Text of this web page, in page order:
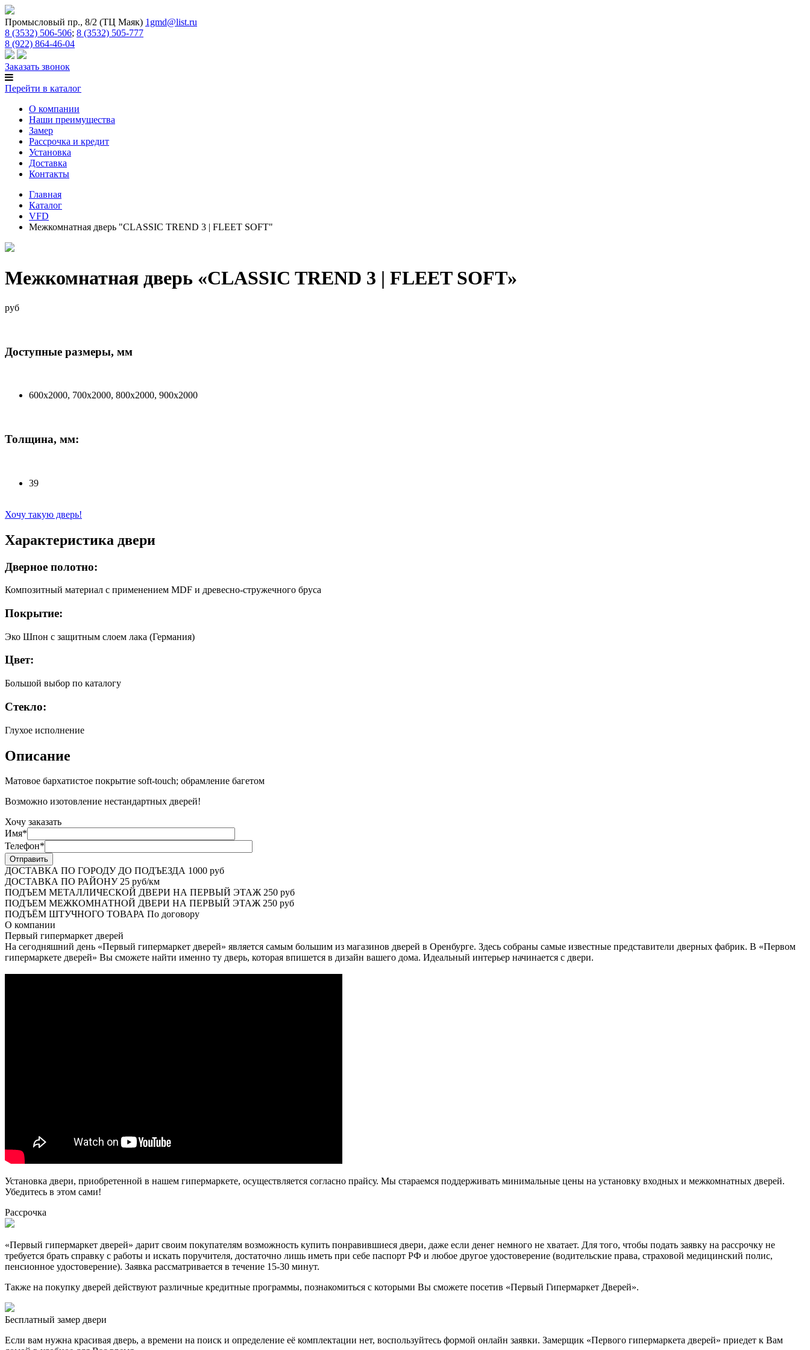
Промысловый пр., 8/2 (ТЦ Маяк) 1gmd@list.ru
8 (3532) 506-506; 8 (3532) 505-777
8 (922) 864-46-04
Заказать звонок
Перейти в каталог
О компании
Наши преимущества
Замер
Рассрочка и кредит
Установка
Доставка
Контакты
Главная
Каталог
VFD
Межкомнатная дверь "CLASSIC TREND 3 | FLEET SOFT"
Межкомнатная дверь «CLASSIC TREND 3 | FLEET SOFT»
руб
Доступные размеры, мм
600x2000, 700x2000, 800x2000, 900x2000
Толщина, мм:
39
Хочу такую дверь!
Характеристика двери
Дверное полотно:
Композитный материал с применением MDF и древесно-стружечного бруса
Покрытие:
Эко Шпон с защитным слоем лака (Германия)
Цвет:
Большой выбор по каталогу
Стекло:
Глухое исполнение
Описание
Матовое бархатистое покрытие soft-touch; обрамление багетом
Возможно изотовление нестандартных дверей!
Хочу заказать
Имя*
Телефон*
ДОСТАВКА ПО ГОРОДУ ДО ПОДЪЕЗДА 1000 руб
ДОСТАВКА ПО РАЙОНУ25 руб/км
ПОДЪЕМ МЕТАЛЛИЧЕСКОЙ ДВЕРИ НА ПЕРВЫЙ ЭТАЖ250 руб
ПОДЪЕМ МЕЖКОМНАТНОЙ ДВЕРИ НА ПЕРВЫЙ ЭТАЖ250 руб
ПОДЪЁМ ШТУЧНОГО ТОВАРА По договору
О компании
Первый гипермаркет дверей
На сегодняшний день «Первый гипермаркет дверей» является самым большим из магазинов дверей в Оренбурге. Здесь собраны самые известные представители дверных фабрик. В «Первом
гипермаркете дверей» Вы сможете найти именно ту дверь, которая впишется в дизайн вашего дома. Идеальный интерьер начинается с двери.
Установка двери, приобретенной в нашем гипермаркете, осуществляется согласно прайсу. Мы стараемся поддерживать минимальные цены на установку входных и межкомнатных дверей.
Убедитесь в этом сами!
Рассрочка
«Первый гипермаркет дверей» дарит своим покупателям возможность купить понравившиеся двери, даже если денег немного не хватает. Для того, чтобы подать заявку на рассрочку не
требуется брать справку с работы и искать поручителя, достаточно лишь иметь при себе паспорт РФ и любое другое удостоверение (водительские права, страховой медицинский полис,
пенсионное удостоверение). Заявка рассматривается в течение 15-30 минут.
Также на покупку дверей действуют различные кредитные программы, познакомиться с которыми Вы сможете посетив «Первый Гипермаркет Дверей».
Бесплатный замер двери
Если вам нужна красивая дверь, а времени на поиск и определение её комплектации нет, воспользуйтесь формой онлайн заявки. Замерщик «Первого гипермаркета дверей» приедет к Вам